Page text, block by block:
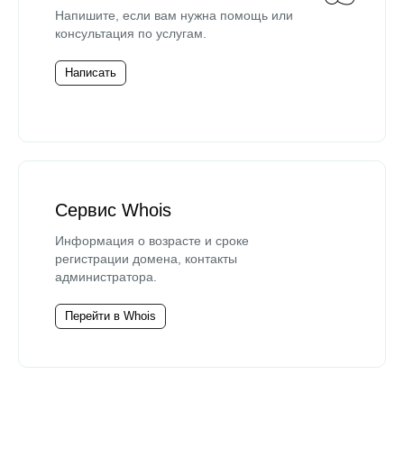
Напишите, если вам нужна помощь или
консультация по услугам.
Написать
Сервис Whois
Информация о возрасте и сроке
регистрации домена, контакты
администратора.
Перейти в Whois